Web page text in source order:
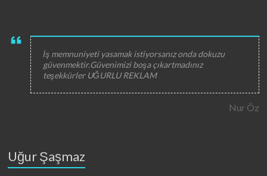
İş memnuniyeti yasamak istiyorsanız onda dokuzu
güvenmektir.Güvenimizi boşa çıkartmadınız
teşekkürler UĞURLU REKLAM
Nur Öz
Uğur Şaşmaz